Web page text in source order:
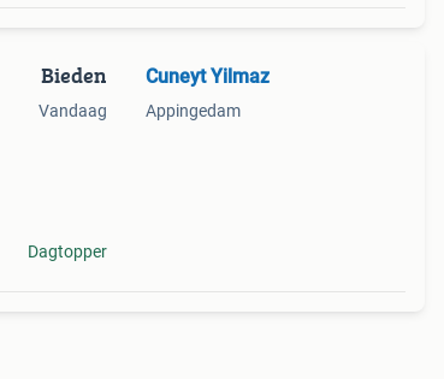
Bieden
Vandaag
Dagtopper
Cuneyt Yilmaz
Appingedam